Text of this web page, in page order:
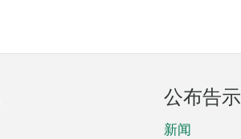
公布告示
新闻